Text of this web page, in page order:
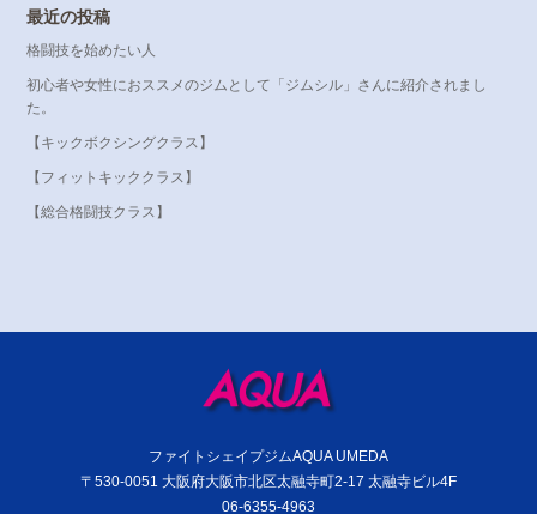
最近の投稿
格闘技を始めたい人
初心者や女性におススメのジムとして「ジムシル」さんに紹介されまし
た。
【キックボクシングクラス】
【フィットキッククラス】
【総合格闘技クラス】
ファイトシェイプジムAQUA UMEDA
〒530-0051 大阪府大阪市北区太融寺町2-17 太融寺ビル4F
06-6355-4963